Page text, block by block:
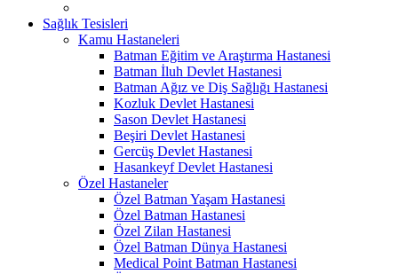
Sağlık Tesisleri
Kamu Hastaneleri
Batman Eğitim ve Araştırma Hastanesi
Batman İluh Devlet Hastanesi
Batman Ağız ve Diş Sağlığı Hastanesi
Kozluk Devlet Hastanesi
Sason Devlet Hastanesi
Beşiri Devlet Hastanesi
Gercüş Devlet Hastanesi
Hasankeyf Devlet Hastanesi
Özel Hastaneler
Özel Batman Yaşam Hastanesi
Özel Batman Hastanesi
Özel Zilan Hastanesi
Özel Batman Dünya Hastanesi
Medical Point Batman Hastanesi